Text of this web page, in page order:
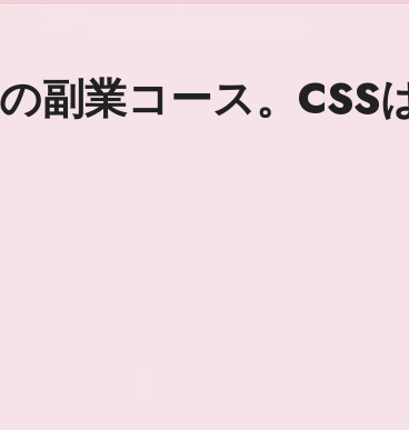
副業コース。CSS